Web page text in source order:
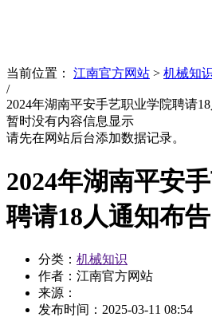
当前位置： 江南官方网站 > 机械知
/
2024年湖南平安手艺职业学院聘请
暂时没有内容信息显示
请先在网站后台添加数据记录。
2024年湖南平安
聘请18人通知布告
分类： 机械知识
作者：江南官方网站
来源：
发布时间： 2025-03-11 08:54